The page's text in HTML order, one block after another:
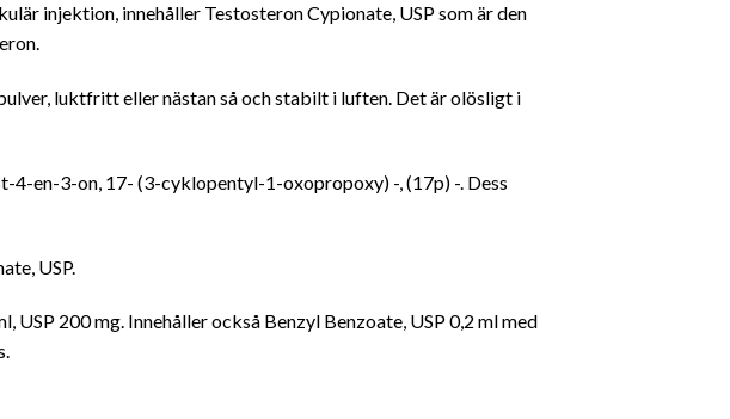
injektion, innehåller Testosteron Cypionate, USP som är den
luktfritt eller nästan så och stabilt i luften. Det är olösligt i
4-en-3-on, 17- (3-cyklopentyl-1-oxopropoxy) -, (17p) -. Dess
USP.
200 mg. Innehåller också Benzyl Benzoate, USP 0,2 ml med